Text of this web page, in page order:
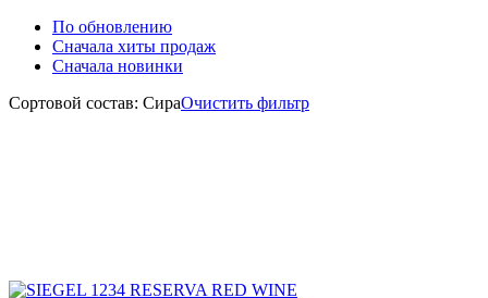
По обновлению
Сначала хиты продаж
Сначала новинки
Сортовой состав: СираОчистить фильтр